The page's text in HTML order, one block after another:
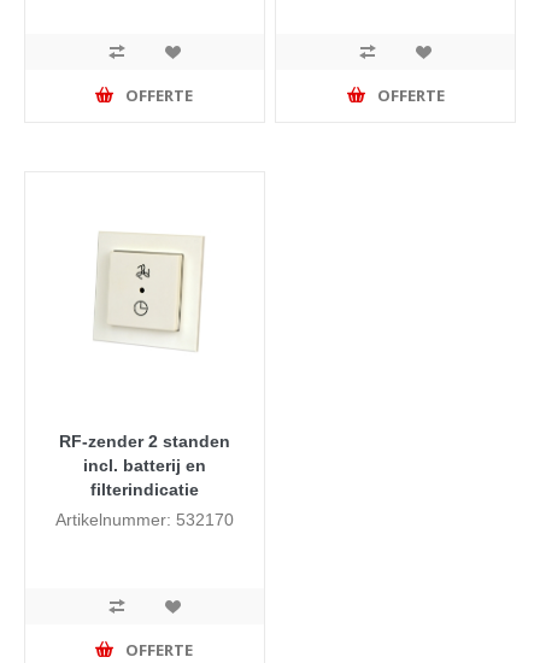
OFFERTE OFFERTE
RF-zender 2 standen
incl. batterij en
filterindicatie
Artikelnummer: 532170
OFFERTE